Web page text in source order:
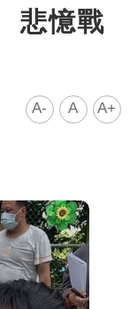
悲憶戰
A- A A+